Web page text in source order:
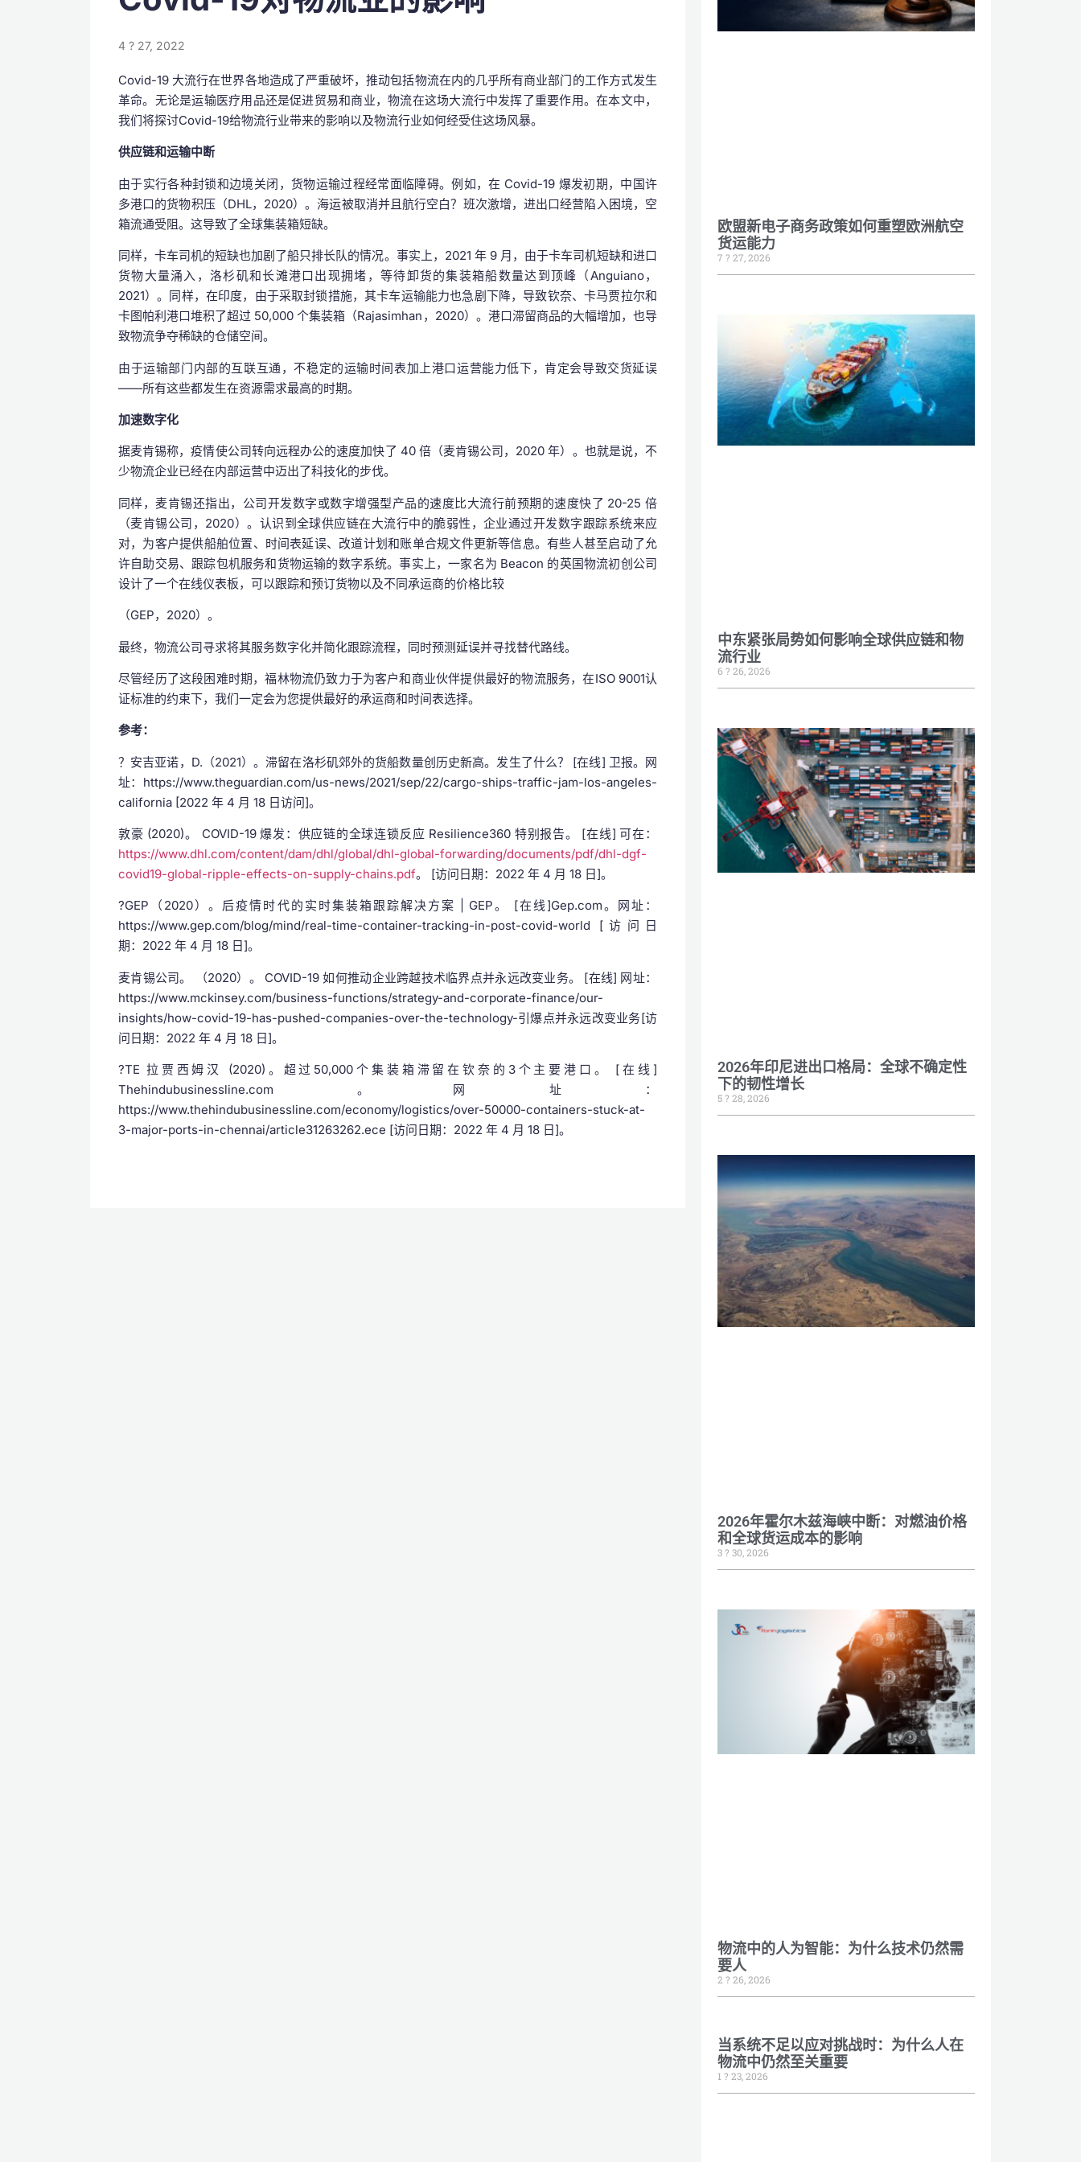
4 ? 27, 2022
Covid-19 大流行在世界各地造成了严重破坏，推动包括物流在内的几乎所有商业部门的工作方式发生
革命。无论是运输医疗用品还是促进贸易和商业，物流在这场大流行中发挥了重要作用。在本文中，
我们将探讨Covid-19给物流行业带来的影响以及物流行业如何经受住这场风暴。
供应链和运输中断
由于实行各种封锁和边境关闭，货物运输过程经常面临障碍。例如，在 Covid-19 爆发初期，中国许
多港口的货物积压（DHL，2020）。海运被取消并且航行空白？班次激增，进出口经营陷入困境，空
箱流通受阻。这导致了全球集装箱短缺。
同样，卡车司机的短缺也加剧了船只排长队的情况。事实上，2021 年 9 月，由于卡车司机短缺和进口
货物大量涌入，洛杉矶和长滩港口出现拥堵，等待卸货的集装箱船数量达到顶峰（Anguiano，
2021）。同样，在印度，由于采取封锁措施，其卡车运输能力也急剧下降，导致钦奈、卡马贾拉尔和
卡图帕利港口堆积了超过 50,000 个集装箱（Rajasimhan，2020）。港口滞留商品的大幅增加，也导
致物流争夺稀缺的仓储空间。
由于运输部门内部的互联互通，不稳定的运输时间表加上港口运营能力低下，肯定会导致交货延误
——所有这些都发生在资源需求最高的时期。
加速数字化
据麦肯锡称，疫情使公司转向远程办公的速度加快了 40 倍（麦肯锡公司，2020 年）。也就是说，不
少物流企业已经在内部运营中迈出了科技化的步伐。
同样，麦肯锡还指出，公司开发数字或数字增强型产品的速度比大流行前预期的速度快了 20-25 倍
（麦肯锡公司，2020）。认识到全球供应链在大流行中的脆弱性，企业通过开发数字跟踪系统来应
对，为客户提供船舶位置、时间表延误、改道计划和账单合规文件更新等信息。有些人甚至启动了允
许自助交易、跟踪包机服务和货物运输的数字系统。事实上，一家名为 Beacon 的英国物流初创公司
设计了一个在线仪表板，可以跟踪和预订货物以及不同承运商的价格比较
（GEP，2020）。
最终，物流公司寻求将其服务数字化并简化跟踪流程，同时预测延误并寻找替代路线。
尽管经历了这段困难时期，福林物流仍致力于为客户和商业伙伴提供最好的物流服务，在ISO 9001认
证标准的约束下，我们一定会为您提供最好的承运商和时间表选择。
参考：
？安吉亚诺，D.（2021）。滞留在洛杉矶郊外的货船数量创历史新高。发生了什么？ [在线] 卫报。网
址：https://www.theguardian.com/us-news/2021/sep/22/cargo-ships-traffic-jam-los-angeles-
california [2022 年 4 月 18 日访问]。
敦豪 (2020)。 COVID-19 爆发：供应链的全球连锁反应 Resilience360 特别报告。 [在线] 可在：
https://www.dhl.com/content/dam/dhl/global/dhl-global-forwarding/documents/pdf/dhl-dgf-
covid19-global-ripple-effects-on-supply-chains.pdf。 [访问日期：2022 年 4 月 18 日]。
?GEP（2020）。后疫情时代的实时集装箱跟踪解决方案 | GEP。 [在线]Gep.com。网址：
https://www.gep.com/blog/mind/real-time-container-tracking-in-post-covid-world [访问日
期：2022 年 4 月 18 日]。
麦肯锡公司。 （2020）。 COVID-19 如何推动企业跨越技术临界点并永远改变业务。 [在线] 网址：
https://www.mckinsey.com/business-functions/strategy-and-corporate-finance/our-
insights/how-covid-19-has-pushed-companies-over-the-technology-引爆点并永远改变业务[访
问日期：2022 年 4 月 18 日]。
?TE 拉贾西姆汉 (2020)。超过50,000个集装箱滞留在钦奈的3个主要港口。 [在线]
Thehindubusinessline.com。网址：
https://www.thehindubusinessline.com/economy/logistics/over-50000-containers-stuck-at-
3-major-ports-in-chennai/article31263262.ece [访问日期：2022 年 4 月 18 日]。
欧盟新电子商务政策如何重塑欧洲航空
货运能力
7 ? 27, 2026
中东紧张局势如何影响全球供应链和物
流行业
6 ? 26, 2026
2026年印尼进出口格局：全球不确定性
下的韧性增长
5 ? 28, 2026
2026年霍尔木兹海峡中断：对燃油价格
和全球货运成本的影响
3 ? 30, 2026
物流中的人为智能：为什么技术仍然需
要人
2 ? 26, 2026
当系统不足以应对挑战时：为什么人在
物流中仍然至关重要
1 ? 23, 2026